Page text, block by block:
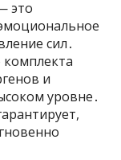
это
сил․
комплекта
и
уровне․